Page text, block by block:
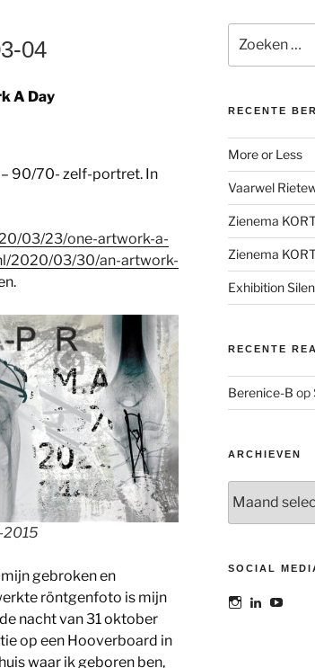
04
A Day
90/70- zelf-portret. In
03/23/one-artwork-a-
2020/03/30/an-artwork-
2015
gebroken en
röntgenfoto is mijn
nacht van 31 oktober
op een Hooverboard in
waar ik geboren ben,
naar:
RECENTE
More or Less
Vaarwel
Zienema
Zienema
Exhibition
RECENTE
Berenice-B op
ARCHIEVEN
SOCIAL
BekijkBekijkBekijk